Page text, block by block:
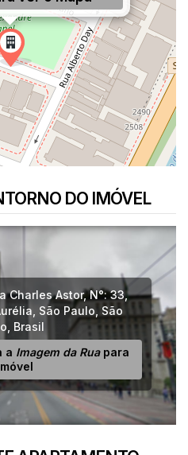
DO IMÓVEL
Charles Astor,N°:33,
São Paulo São
Brasil
a Imagem da Ruapara